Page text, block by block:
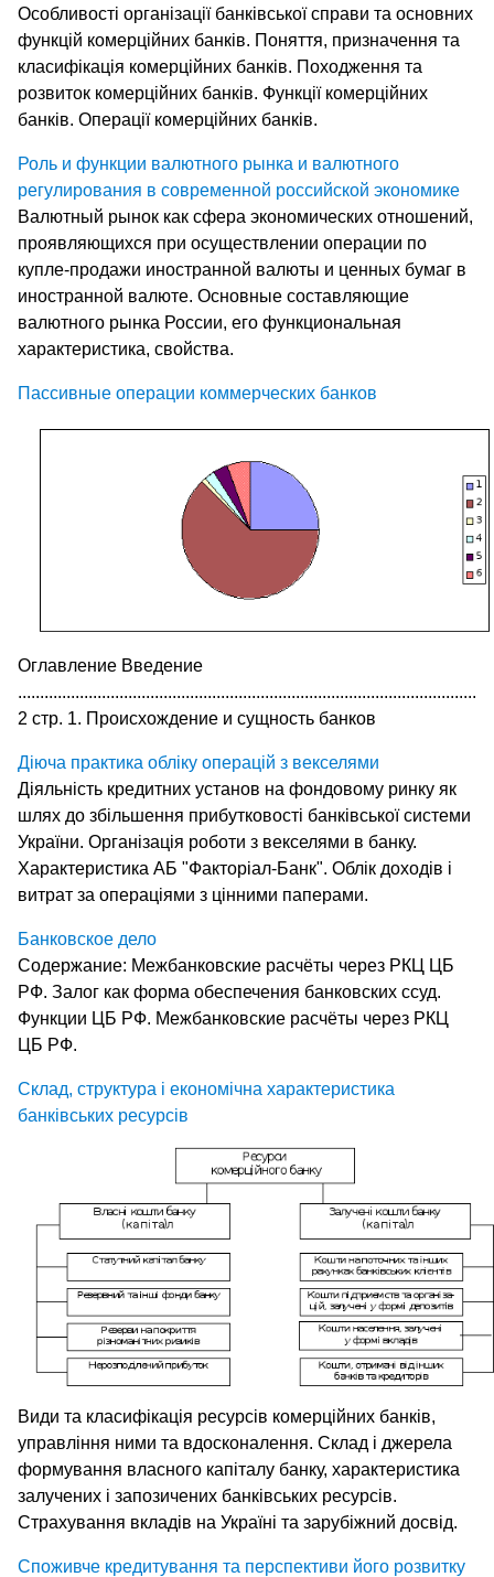
Особливості організації банківської справи та основних
функцій комерційних банків. Поняття, призначення та
класифікація комерційних банків. Походження та
розвиток комерційних банків. Функції комерційних
банків. Операції комерційних банків.
Роль и функции валютного рынка и валютного
регулирования в современной российской экономике
Валютный рынок как сфера экономических отношений,
проявляющихся при осуществлении операции по
купле-продажи иностранной валюты и ценных бумаг в
иностранной валюте. Основные составляющие
валютного рынка России, его функциональная
характеристика, свойства.
Пассивные операции коммерческих банков
Оглавление Введение
........................................................................................................
2 стр. 1. Происхождение и сущность банков
Діюча практика обліку операцій з векселями
Діяльність кредитних установ на фондовому ринку як
шлях до збільшення прибутковості банківської системи
України. Організація роботи з векселями в банку.
Характеристика АБ "Факторіал-Банк". Облік доходів і
витрат за операціями з цінними паперами.
Банковское дело
Содержание: Межбанковские расчёты через РКЦ ЦБ
РФ. Залог как форма обеспечения банковских ссуд.
Функции ЦБ РФ. Межбанковские расчёты через РКЦ
ЦБ РФ.
Склад, структура і економічна характеристика
банківських ресурсів
Види та класифікація ресурсів комерційних банків,
управління ними та вдосконалення. Склад і джерела
формування власного капіталу банку, характеристика
залучених і запозичених банківських ресурсів.
Страхування вкладів на Україні та зарубіжний досвід.
Споживче кредитування та перспективи його розвитку